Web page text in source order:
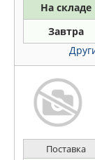
На складе
Завтра
Поставка